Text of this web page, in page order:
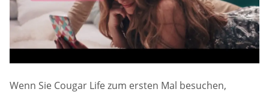
Wenn Sie Cougar Life zum ersten Mal besuchen,